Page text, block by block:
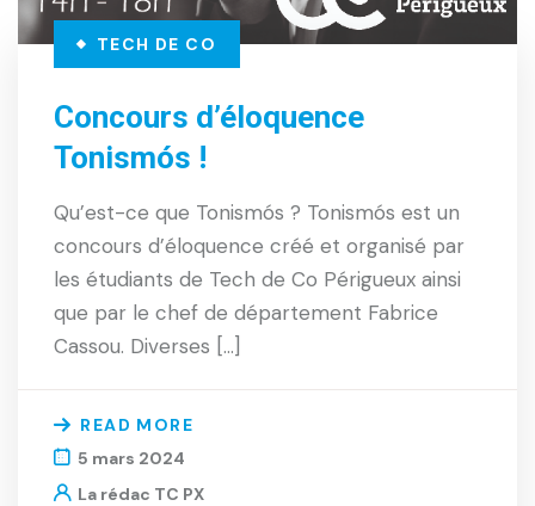
TECH DE CO
Concours d’éloquence
Tonismós !
Qu’est-ce que Tonismós ? Tonismós est un
concours d’éloquence créé et organisé par
les étudiants de Tech de Co Périgueux ainsi
que par le chef de département Fabrice
Cassou. Diverses […]
READ MORE
5 mars 2024
La rédac TC PX